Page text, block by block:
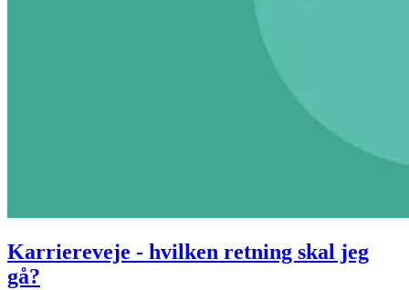
Karriereveje - hvilken retning skal jeg
gå?